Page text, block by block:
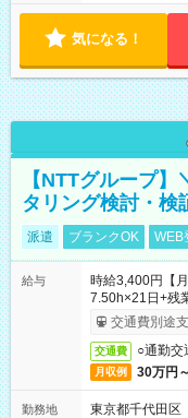
気になる！
【NTTグループ
タリング検討・検
派遣 ブランクOK WEB
給与
時給3,400円【
7.50h×21日+残
交通費別途
交通費 ○通勤交
月収例 30万円～
勤務地
東京都千代田区